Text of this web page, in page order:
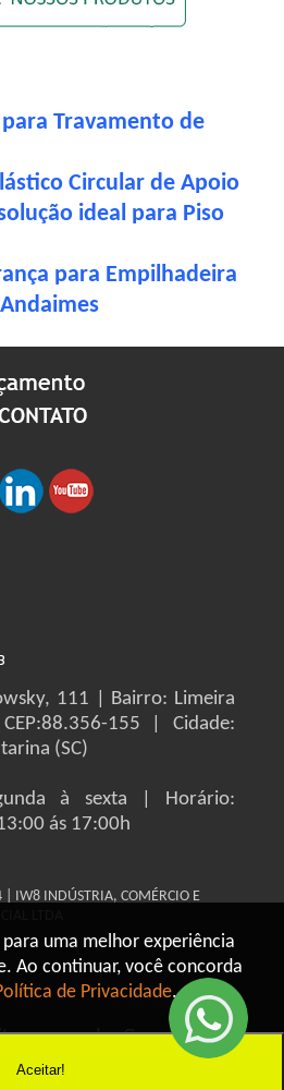
uma melhor experiência
Ao continuar, você concorda
de Privacidade.
Aceitar!
Travamento de
Circular de Apoio
ideal para Piso
para Empilhadeira
111 | Bairro: Limeira
155 | Cidade:
(SC)
à sexta | Horário:
ás 17:00h
IW8 INDÚSTRIA, COMÉRCIO E
reservados Grupo IW8
- 2026